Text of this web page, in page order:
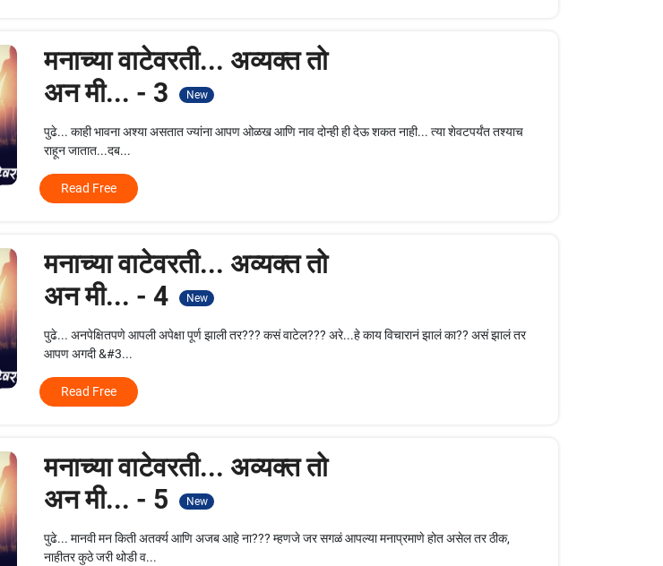
मनाच्या वाटेवरती... अव्यक्त तो
अन मी... - 3
New
पुढे... काही भावना अश्या असतात ज्यांना आपण ओळख आणि नाव दोन्ही ही देऊ शकत नाही... त्या शेवटपर्यंत तश्याच
राहून जातात...दब...
Read Free
मनाच्या वाटेवरती... अव्यक्त तो
अन मी... - 4
New
पुढे... अनपेक्षितपणे आपली अपेक्षा पूर्ण झाली तर??? कसं वाटेल??? अरे...हे काय विचारानं झालं का?? असं झालं तर
आपण अगदी &#3...
Read Free
मनाच्या वाटेवरती... अव्यक्त तो
अन मी... - 5
New
पुढे... मानवी मन किती अतर्क्य आणि अजब आहे ना??? म्हणजे जर सगळं आपल्या मनाप्रमाणे होत असेल तर ठीक,
नाहीतर कुठे जरी थोडी व...